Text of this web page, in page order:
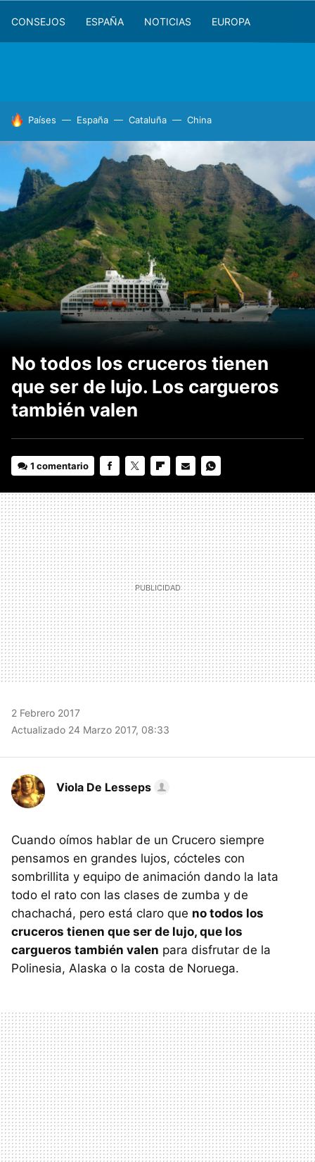
CONSEJOS ESPAÑA NOTICIAS EUROPA
HOY SE HABLA DE
Países España Cataluña China
No todos los cruceros tienen
que ser de lujo. Los cargueros
también valen
1 comentario
MAIL
2 Febrero 2017
Actualizado 24 Marzo 2017, 08:33
Viola De Lesseps
Cuando oímos hablar de un Crucero siempre
pensamos en grandes lujos, cócteles con
sombrillita y equipo de animación dando la lata
todo el rato con las clases de zumba y de
chachachá, pero está claro que no todos los
cruceros tienen que ser de lujo, que los
cargueros también valen para disfrutar de la
Polinesia, Alaska o la costa de Noruega.